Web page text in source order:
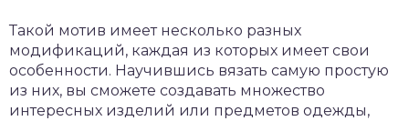
Такой мотив имеет несколько разных
модификаций, каждая из которых имеет свои
особенности. Научившись вязать самую простую
из них, вы сможете создавать множество
интересных изделий или предметов одежды,